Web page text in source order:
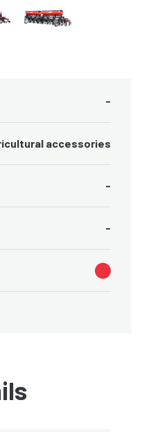
-
accessories
-
-